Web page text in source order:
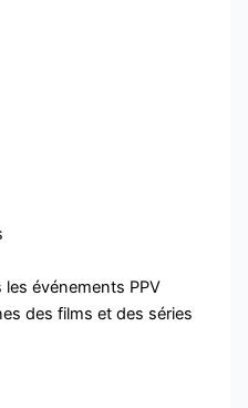
événements PPV
des films et des séries